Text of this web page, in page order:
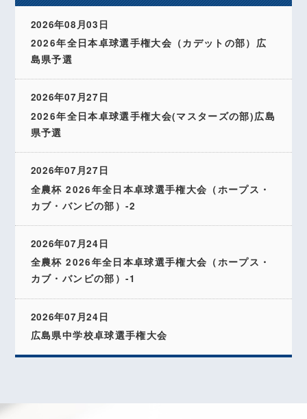
2026年08月03日
2026年全日本卓球選手権大会（カデットの部）広
島県予選
2026年07月27日
2026年全日本卓球選手権大会(マスターズの部)広島
県予選
2026年07月27日
全農杯 2026年全日本卓球選手権大会（ホープス・
カブ・バンビの部）-2
2026年07月24日
全農杯 2026年全日本卓球選手権大会（ホープス・
カブ・バンビの部）-1
2026年07月24日
広島県中学校卓球選手権大会